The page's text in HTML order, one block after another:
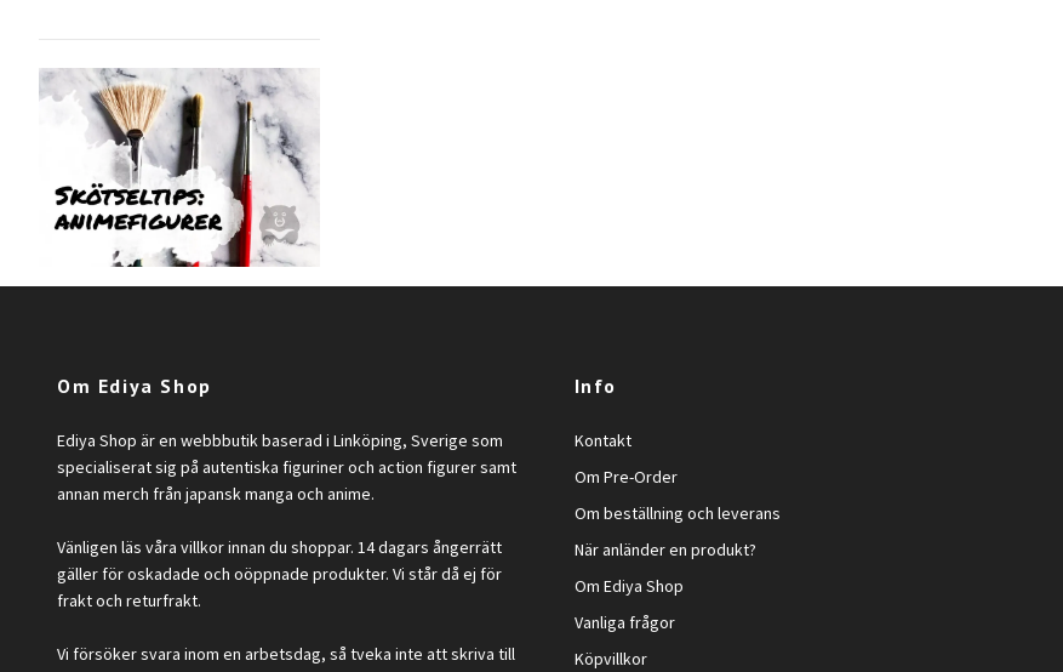
Om Ediya Shop
Ediya Shop är en webbbutik baserad i Linköping, Sverige som
specialiserat sig på autentiska figuriner och action figurer samt
annan merch från japansk manga och anime.
Vänligen läs våra villkor innan du shoppar. 14 dagars ångerrätt
gäller för oskadade och oöppnade produkter. Vi står då ej för
frakt och returfrakt.
Vi försöker svara inom en arbetsdag, så tveka inte att skriva till
Info
Kontakt
Om Pre-Order
Om beställning och leverans
När anländer en produkt?
Om Ediya Shop
Vanliga frågor
Köpvillkor